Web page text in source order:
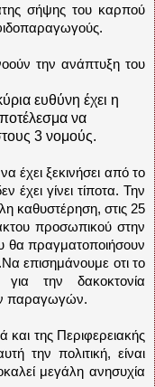
σήψης του καρπού
την ανάπτυξη του
ευθύνη έχει η
να
3 νομούς.
έχει ξεκινήσει από το
έχει γίνει τίποτα. Την
καθυστέρηση, στις 25
προσωπικού στην
θα πραγματοποιήσουν
επισημάνουμε οτι το
την δακοκτονία
παραγωγών.
και της Περιφερειακής
την πολιτική, είναι
μεγάλη ανησυχία